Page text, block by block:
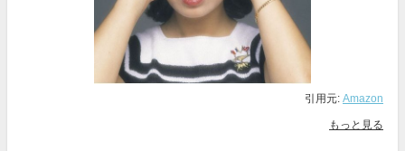
引用元: Amazon
もっと見る